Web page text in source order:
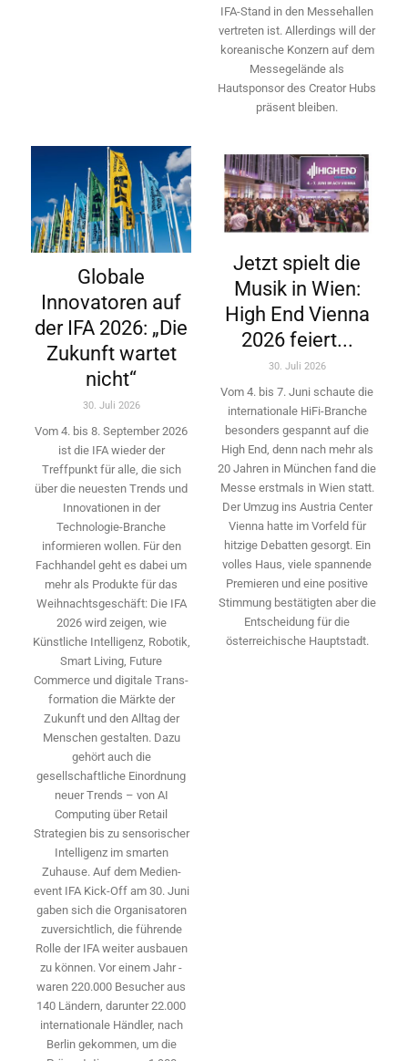
IFA-Stand in den Messehallen
vertreten ist. Allerdings will ­der
koreanische Konzern auf dem
Messegelände als
Hautsponsor des Creator Hubs
präsent bleiben.
Globale
Innovatoren auf
der IFA 2026: „Die
Zukunft wartet
nicht“
30. Juli 2026
Vom 4. bis 8. September 2026
ist die IFA wieder der
Treffpunkt für alle, die sich
über die neuesten Trends und
Innovationen in der
Technologie-­Branche
informieren wollen. Für den
Fachhandel geht es dabei um
mehr als Produkte für das
Weihnachtsgeschäft: Die IFA
2026 wird ­zeigen, wie
Künstliche Intelligenz, Robotik,
Smart Living, Future
Commerce und digitale Trans­
formation die Märkte der
Zukunft und den Alltag der
Menschen gestalten. Dazu
gehört auch die
gesellschaftliche Einordnung
neuer Trends – von AI
Computing über Retail
Strategien bis zu sensorischer
Intelligenz im smarten
Zuhause. Auf dem Medien­
event IFA Kick-Off am 30. Juni
gaben sich die Organisatoren
zuversichtlich, die führende
Rolle der IFA weiter ausbauen
zu können. Vor einem Jahr ­
waren 220.000 Besucher aus
140 ­Ländern, ­darunter 22.000
internationale Händler, nach
Berlin gekommen, um die
Jetzt spielt die
Musik in Wien:
High End Vienna
2026 feiert...
30. Juli 2026
Vom 4. bis 7. Juni schaute die
internationale HiFi-Branche
besonders gespannt auf die
High End, denn nach mehr als
20 Jahren in München fand die
Messe erstmals in Wien statt.
Der Umzug ins Austria Center
Vienna hatte im Vorfeld für
hitzige Debatten gesorgt. Ein
volles Haus, viele spannende
Premieren und eine positive
Stimmung bestätigten aber die
Entscheidung für die
österreichische Hauptstadt.